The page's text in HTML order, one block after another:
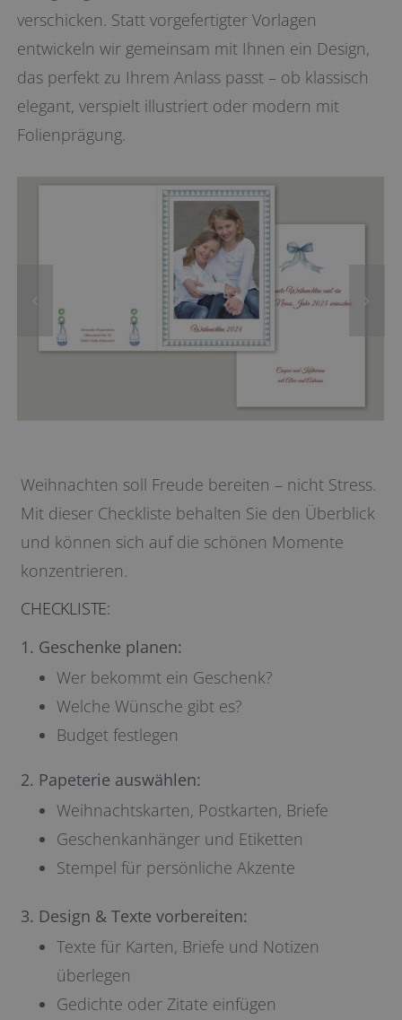
verschicken. Statt vorgefertigter Vorlagen
entwickeln wir gemeinsam mit Ihnen ein Design,
das perfekt zu Ihrem Anlass passt – ob klassisch
elegant, verspielt illustriert oder modern mit
Folienprägung.
Weihnachten soll Freude bereiten – nicht Stress.
Mit dieser Checkliste behalten Sie den Überblick
und können sich auf die schönen Momente
konzentrieren.
CHECKLISTE:
1. Geschenke planen:
Wer bekommt ein Geschenk?
Welche Wünsche gibt es?
Budget festlegen
2. Papeterie auswählen:
Weihnachtskarten, Postkarten, Briefe
Geschenkanhänger und Etiketten
Stempel für persönliche Akzente
3. Design & Texte vorbereiten:
Texte für Karten, Briefe und Notizen
überlegen
Gedichte oder Zitate einfügen